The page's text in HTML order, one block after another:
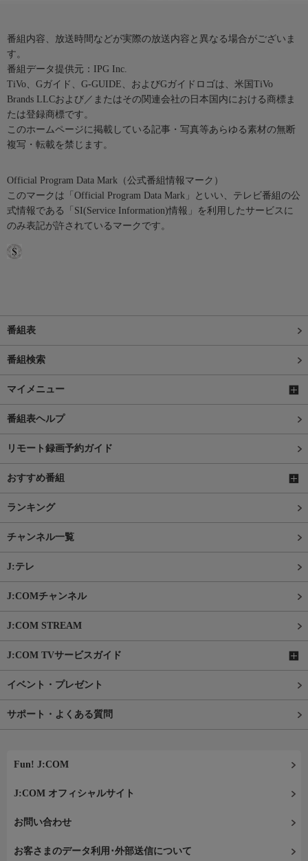
番組内容、放送時間などが実際の放送内容と異なる場合がございま
す。
番組データ提供元：IPG Inc.
TiVo、Gガイド、G-GUIDE、およびGガイドロゴは、米国TiVo
Brands LLCおよび／またはその関連会社の日本国内における商標ま
たは登録商標です。
このホームページに掲載している記事・写真等あらゆる素材の無断
複写・転載を禁じます。
Official Program Data Mark（公式番組情報マーク）
このマークは「Official Program Data Mark」といい、テレビ番組の公
式情報である「SI(Service Information)情報」を利用したサービスに
のみ表記が許されているマークです。
番組表
番組検索
マイメニュー
番組表ヘルプ
リモート録画予約ガイド
おすすめ番組
ランキング
チャンネル一覧
J:テレ
J:COMチャンネル
J:COM STREAM
J:COM TVサービスガイド
イベント・プレゼント
サポート・よくある質問
Fun! J:COM
J:COM オフィシャルサイト
お問い合わせ
お客さまのデータ利用･外部送信について